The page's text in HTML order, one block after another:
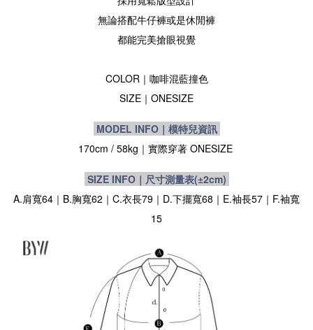
無論搭配牛仔褲或是休閒褲
都能完美搶眼視覺
COLOR｜咖啡混藍撞色
SIZE｜ONESIZE
MODEL INFO｜模特兒資訊
170cm / 58kg ｜實際穿著 ONESIZE
SIZE INFO｜尺寸測量表(±2cm)
A.肩寬64｜B.胸寬62｜C.衣長79｜D.下擺寬68｜E.袖長57｜F.袖寬
15